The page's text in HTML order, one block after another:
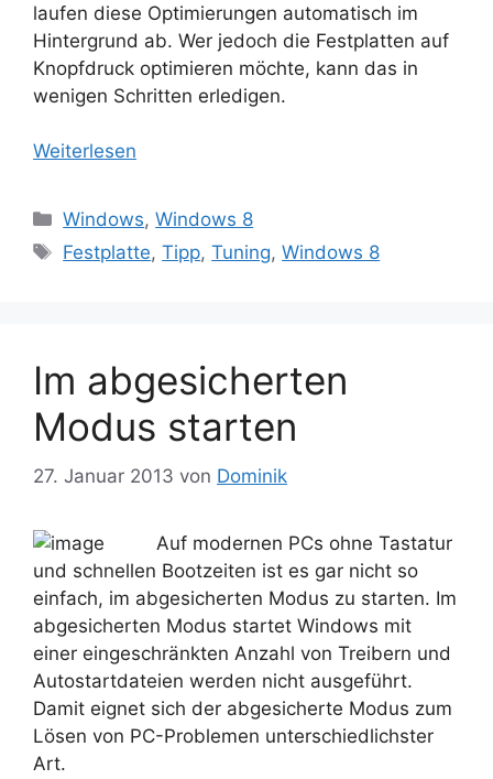
laufen diese Optimierungen automatisch im
Hintergrund ab. Wer jedoch die Festplatten auf
Knopfdruck optimieren möchte, kann das in
wenigen Schritten erledigen.
Weiterlesen
Kategorien
Windows,Windows 8
Schlagwörter
Festplatte,Tipp,Tuning,Windows 8
Im abgesicherten
Modus starten
27. Januar 2013 von Dominik
Auf modernen PCs ohne Tastatur
und schnellen Bootzeiten ist es gar nicht so
einfach, im abgesicherten Modus zu starten. Im
abgesicherten Modus startet Windows mit
einer eingeschränkten Anzahl von Treibern und
Autostartdateien werden nicht ausgeführt.
Damit eignet sich der abgesicherte Modus zum
Lösen von PC-Problemen unterschiedlichster
Art.